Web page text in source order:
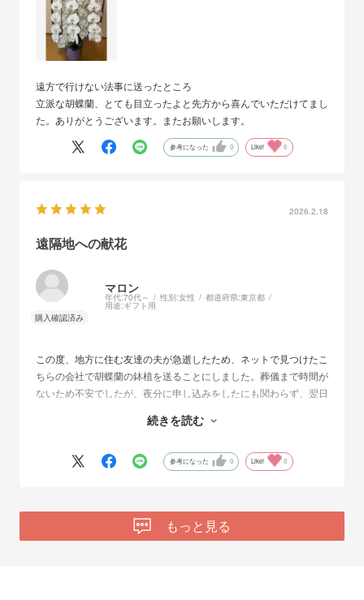
遠方で行けない法事に送ったところ
立派な胡蝶蘭、とても目立ったよと先方から喜んでいただけてまし
た。ありがとうございます。またお願いします。
参考になった 0 Like! 0
2026.2.18
遠隔地への献花
マロン
年代:70代～ 性別:女性 都道府県:東京都
用途:ギフト用
この度、地方に住む友達の夫が急逝したため、ネットで見つけたこ
ちらの会社で胡蝶蘭の鉢植を送ることにしました。葬儀まで時間が
ないため不安でしたが、夜分に申し込みをしたにも関わらず、翌日
ります。またすぐに札名を付けた花の写真も送って頂いたので、一
に紫の包装とリボンを巻いて、とても素敵な献花でした。こちらへ
続きを読む
参考になった 0 Like! 0
もっと見る